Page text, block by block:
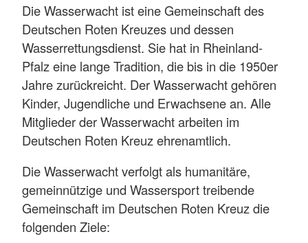
Die Wasserwacht ist eine Gemeinschaft des
Deutschen Roten Kreuzes und dessen
Wasserrettungsdienst. Sie hat in Rheinland-
Pfalz eine lange Tradition, die bis in die 1950er
Jahre zurückreicht. Der Wasserwacht gehören
Kinder, Jugendliche und Erwachsene an. Alle
Mitglieder der Wasserwacht arbeiten im
Deutschen Roten Kreuz ehrenamtlich.
Die Wasserwacht verfolgt als humanitäre,
gemeinnützige und Wassersport treibende
Gemeinschaft im Deutschen Roten Kreuz die
folgenden Ziele: